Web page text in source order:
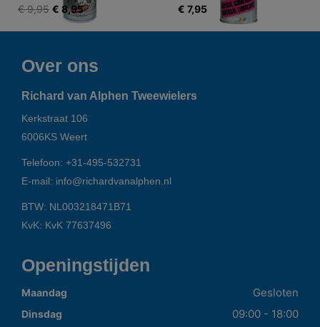
€ 9,95 € 8,95 € 7,95
Over ons
Richard van Alphen Tweewielers
Kerkstraat 106
6006KS Weert
Telefoon: +31-495-532731
E-mail: info@richardvanalphen.nl
BTW: NL003218471B71
KvK: KvK 77637496
Openingstijden
Maandag Gesloten
Dinsdag 09:00 - 18:00